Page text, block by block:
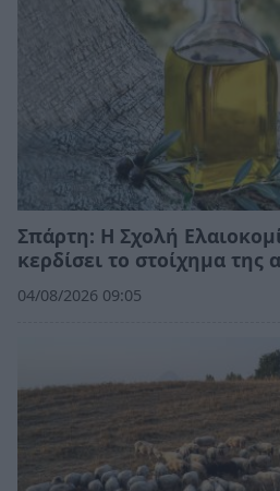
Σπάρτη: Η Σχολή
κερδίσει το στοίχημα της
04/08/2026 09:05